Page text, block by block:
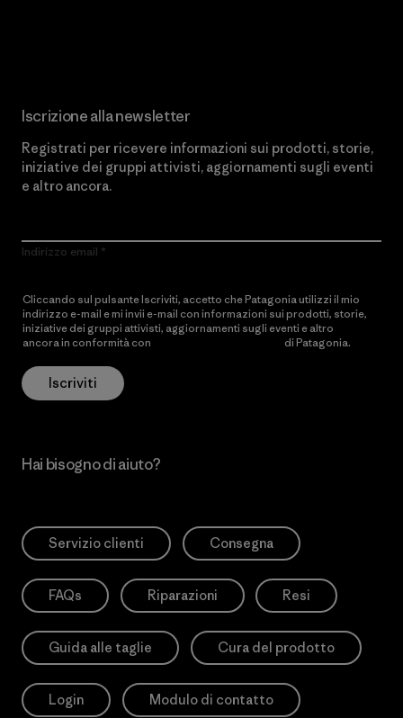
Iscrizione alla newsletter
Registrati per ricevere informazioni sui prodotti, storie,
iniziative dei gruppi attivisti, aggiornamenti sugli eventi
e altro ancora.
Indirizzo email
Cliccando sul pulsante Iscriviti, accetto che Patagonia utilizzi il mio
indirizzo e-mail e mi invii e-mail con informazioni sui prodotti, storie,
iniziative dei gruppi attivisti, aggiornamenti sugli eventi e altro
ancora in conformità con
di Patagonia.
Iscriviti
Hai bisogno di aiuto?
Servizio clienti Consegna
FAQs Riparazioni Resi
Guida alle taglie Cura del prodotto
Login Modulo di contatto